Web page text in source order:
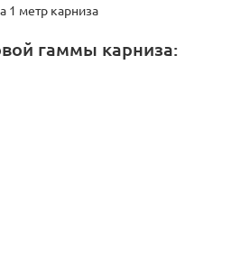
1 метр карниза
гаммы карниза: